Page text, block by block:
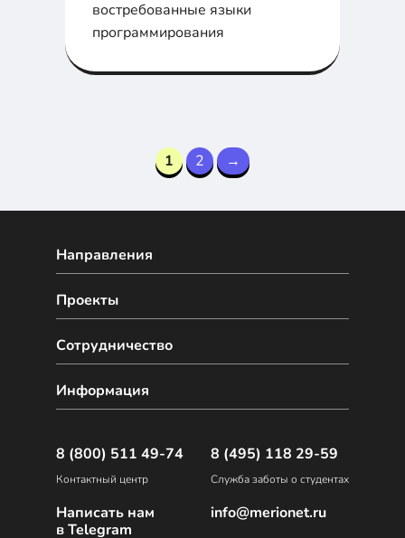
востребованные языки
программирования
1 2 →
Направления
Сотрудничество
Проекты
Информация
8 (800) 511 49-74
Контактный центр
Написать нам
в Telegram
8 (495) 118 29-59
Служба заботы о студентах
info@merionet.ru